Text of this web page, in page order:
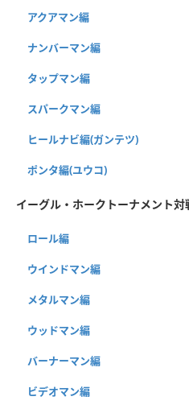
アクアマン編
ナンバーマン編
タップマン編
スパークマン編
ヒールナビ編(ガンテツ)
ポンタ編(ユウコ)
イーグル・ホークトーナメント
ロール編
ウインドマン編
メタルマン編
ウッドマン編
バーナーマン編
ビデオマン編